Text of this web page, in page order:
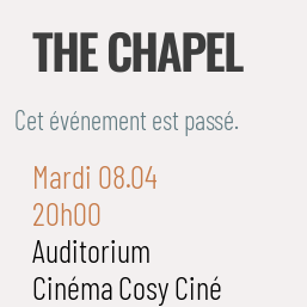
THE CHAPEL
Cet événement est passé.
Mardi 08.04
20h00
Auditorium
CinémaCosy Ciné